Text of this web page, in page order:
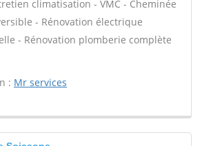
climatisation - VMC - Cheminée
- Rénovation électrique
- Rénovation plomberie complète
: Mr services